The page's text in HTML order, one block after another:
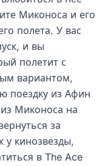
Миконоса и его
полета. У вас
и вы
полетит с
вариантом,
поездку из Афин
Миконоса на
за
у кинозвезды,
в The Ace